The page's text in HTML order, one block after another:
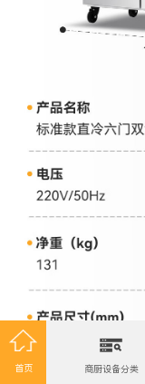
首页 商厨设备分类